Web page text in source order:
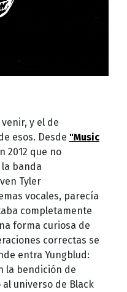
y el de
esos. Desde "Music
2012 que no
banda
Tyler
vocales, parecía
completamente
forma curiosa de
correctas se
entra Yungblud:
la bendición de
al universo de Black